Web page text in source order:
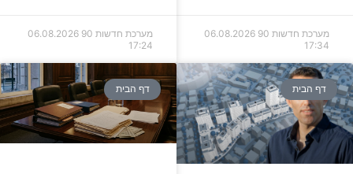
מערכת חדשות 90
06.08.2026
17:34
מערכת חדשות 90
06.08.2026
17:24
דף הבית דף הבית